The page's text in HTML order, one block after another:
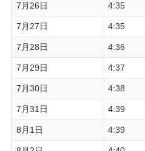
7月26日 4:35
7月27日 4:35
7月28日 4:36
7月29日 4:37
7月30日 4:38
7月31日 4:39
8月1日 4:39